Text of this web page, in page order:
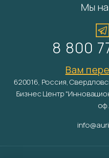
Мы на
8 800
Вам
620016, Россия,
Бизнес Центр